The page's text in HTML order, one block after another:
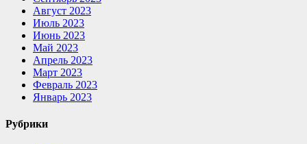
Август 2023
Июль 2023
Июнь 2023
Май 2023
Апрель 2023
Март 2023
Февраль 2023
Январь 2023
Рубрики